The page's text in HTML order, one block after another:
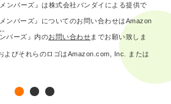
ンバーズ』は株式会社バンダイによる提供で
ンバーズ』についてのお問い合わせはAmazon
バーズ』内のお問い合わせまでお願い致しま
びそれらのロゴはAmazon.com, Inc. または